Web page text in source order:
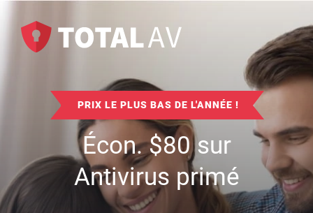
PRIX LE PLUS BAS DE L'ANNÉE !
Écon.$80sur
Antivirus primé